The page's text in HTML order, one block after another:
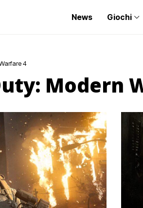
News Giochi
4
Modern